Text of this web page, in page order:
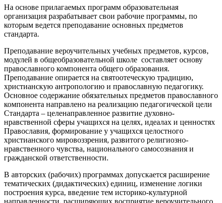
На основе прилагаемых программ образовательная
организация разрабатывает свои рабочие программы, по
которым ведется преподавание основных предметов
стандарта.
Преподавание вероучительных учебных предметов, курсов,
модулей в общеобразовательной школе составляет основу
православного компонента общего образования.
Преподавание опирается на святоотеческую традицию,
христианскую антропологию и православную педагогику.
Основное содержание обязательных предметов православного
компонента направлено на реализацию педагогической цели
Стандарта – целенаправленное развитие духовно-
нравственной сферы учащихся на целях, идеалах и ценностях
Православия, формирование у учащихся целостного
христианского мировоззрения, развитого религиозно-
нравственного чувства, национального самосознания и
гражданской ответственности.
В авторских (рабочих) программах допускается расширение
тематических (дидактических) единиц, изменение логики
построения курса, введение тем историко-культурной
направленности, расширяющих восприятие вероучительного